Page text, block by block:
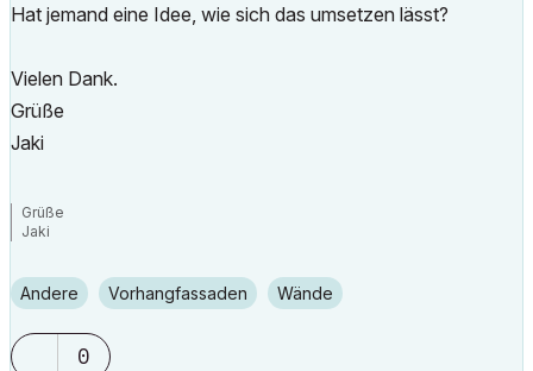
Hat jemand eine Idee, wie sich das umsetzen lässt?
Vielen Dank.
Grüße
Jaki
Grüße
Jaki
Andere Vorhangfassaden Wände
0